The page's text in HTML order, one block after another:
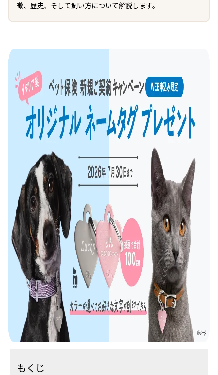
徴、歴史、そして飼い方について解説します。
もくじ